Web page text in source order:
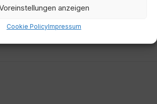
anzeigen
Cookie PolicyImpressum